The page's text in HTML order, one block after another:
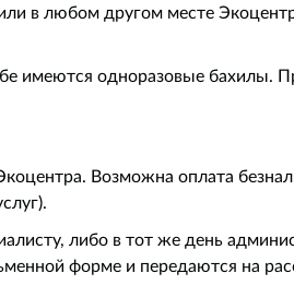
в любом другом месте
имеются одноразовые бахилы.
Возможна оплата
либо в тот же день
форме и передаются на